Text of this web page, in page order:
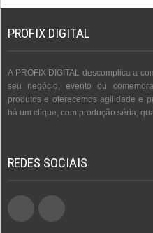
PROFIX DIGITAL
A PROFIX DIGITAL descomplica a
seu negócio, evento ou
produtos e oferecemos agilidade e
há um clique, com produção séria,
REDES SOCIAIS